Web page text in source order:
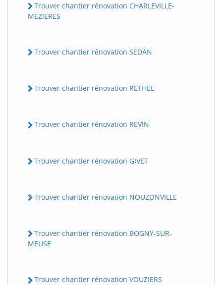
Trouver chantier rénovation CHARLEVILLE-
MEZIERES
Trouver chantier rénovation SEDAN
Trouver chantier rénovation RETHEL
Trouver chantier rénovation REVIN
Trouver chantier rénovation GIVET
Trouver chantier rénovation NOUZONVILLE
Trouver chantier rénovation BOGNY-SUR-
MEUSE
Trouver chantier rénovation VOUZIERS